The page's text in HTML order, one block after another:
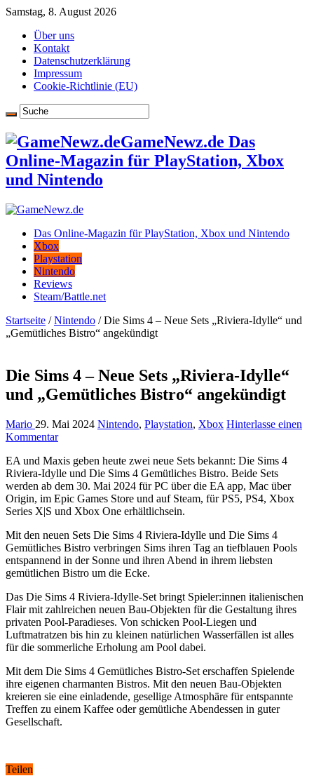
Samstag, 8. August 2026
Über uns
Kontakt
Datenschutzerklärung
Impressum
Cookie-Richtlinie (EU)
GameNewz.de Das
Online-Magazin für PlayStation, Xbox
und Nintendo
Das Online-Magazin für PlayStation, Xbox und Nintendo
Xbox
Playstation
Nintendo
Reviews
Steam/Battle.net
Startseite / Nintendo / Die Sims 4 – Neue Sets „Riviera-Idylle“ und
„Gemütliches Bistro“ angekündigt
Die Sims 4 – Neue Sets „Riviera-Idylle“
und „Gemütliches Bistro“ angekündigt
Mario 29. Mai 2024 Nintendo, Playstation, Xbox Hinterlasse einen
Kommentar
EA und Maxis geben heute zwei neue Sets bekannt: Die Sims 4
Riviera-Idylle und Die Sims 4 Gemütliches Bistro. Beide Sets
werden ab dem 30. Mai 2024 für PC über die EA app, Mac über
Origin, im Epic Games Store und auf Steam, für PS5, PS4, Xbox
Series X|S und Xbox One erhältlichsein.
Mit den neuen Sets Die Sims 4 Riviera-Idylle und Die Sims 4
Gemütliches Bistro verbringen Sims ihren Tag an tiefblauen Pools
entspannend in der Sonne und ihren Abend in ihrem liebsten
gemütlichen Bistro um die Ecke.
Das Die Sims 4 Riviera-Idylle-Set bringt Spieler:innen italienischen
Flair mit zahlreichen neuen Bau-Objekten für die Gestaltung ihres
privaten Pool-Paradieses. Von schicken Pool-Liegen und
Luftmatratzen bis hin zu kleinen natürlichen Wasserfällen ist alles
für die sommerliche Erholung am Pool dabei.
Mit dem Die Sims 4 Gemütliches Bistro-Set erschaffen Spielende
ihre eigenen charmanten Bistros. Mit den neuen Bau-Objekten
kreieren sie eine einladende, gesellige Atmosphäre für entspannte
Treffen zu einem Kaffee oder gemütliche Abendessen in guter
Gesellschaft.
Teilen